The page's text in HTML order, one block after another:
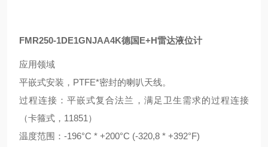
FMR250-1DE1GNJAA4K德国E+H雷达液位计
应用领域
平嵌式安装，PTFE*密封的喇叭天线。
过程连接：平嵌式复合法兰，满足卫生需求的过程连接
（卡箍式，11851）
温度范围：-196°C * +200°C (-320,8 * +392°F)